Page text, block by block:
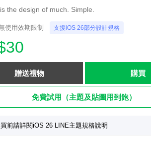
the design of much. Simple.
使用效期限制 支援iOS 26部分設計規格
贈送禮物 購買
免費試用（主題及貼圖用到飽）
前請詳閱iOS 26 LINE主題規格說明